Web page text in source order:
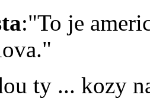
:"To je
ty ... kozy